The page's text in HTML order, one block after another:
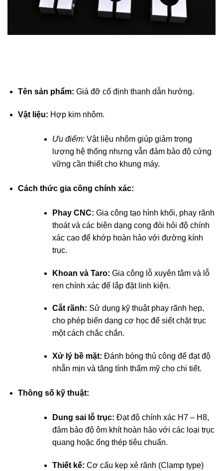
Tên sản phẩm: Giá đỡ cố định thanh dẫn hướng.
Vật liệu: Hợp kim nhôm.
Ưu điểm:Vật liệu nhôm giúp giảm trọng
lượng hệ thống nhưng vẫn đảm bảo độ cứng
vững cần thiết cho khung máy.
Cách thức gia công chính xác:
Phay CNC: Gia công tạo hình khối, phay rãnh
thoát và các biên dạng cong đòi hỏi độ chính
xác cao để khớp hoàn hảo với đường kính
trục.
Khoan và Taro: Gia công lỗ xuyên tâm và lỗ
ren chính xác để lắp đặt linh kiện.
Cắt rãnh: Sử dụng kỹ thuật phay rãnh hẹp,
cho phép biến dạng cơ học để siết chặt trục
một cách chắc chắn.
Xử lý bề mặt: Đánh bóng thủ công để đạt độ
nhẵn mịn và tăng tính thẩm mỹ cho chi tiết.
Thông số kỹ thuật:
Dung sai lỗ trục: Đạt độ chính xác H7 – H8,
đảm bảo độ ôm khít hoàn hảo với các loại trục
quang hoặc ống thép tiêu chuẩn.
Thiết kế: Cơ cấu kẹp xẻ rãnh (Clamp type)